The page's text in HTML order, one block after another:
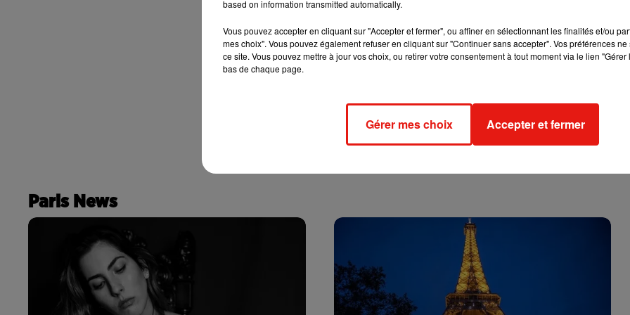
Paris News
based on information transmitted automatically.
Vous pouvez accepter en cliquant sur "Accepter et fermer", ou affiner en sélectionnant les finalités et/ou
mes choix". Vous pouvez également refuser en cliquant sur "Continuer sans accepter". Vos préférences
ce site. Vous pouvez mettre à jour vos choix, ou retirer votre consentement à tout moment via le lien
bas de chaque page.
Gérer mes choix Accepter et fermer